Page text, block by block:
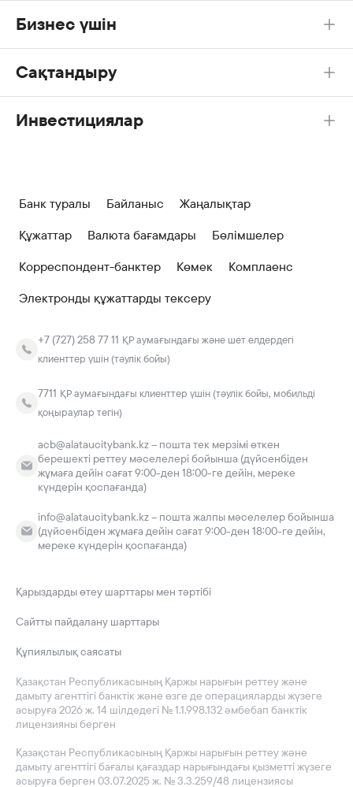
Бизнес үшін
Сақтандыру
Инвестициялар
Банк туралы Байланыс
Жаңалықтар
Құжаттар
Валюта бағамдары
Бөлімшелер
Корреспондент-банктер
Көмек
Комплаенс
Электронды құжаттарды тексеру
+7 (727) 258 77 11 ҚР аумағындағы және шет елдердегі
клиенттер үшін (тәулік бойы)
7711 ҚР аумағындағы клиенттер үшін (тәулік бойы, мобильді
қоңыраулар тегін)
acb@alataucitybank.kz – пошта тек мерзімі өткен
берешекті реттеу мәселелері бойынша (дүйсенбіден
жұмаға дейін сағат 9:00-ден 18:00-ге дейін, мереке
күндерін қоспағанда)
info@alataucitybank.kz – пошта жалпы мәселелер бойынша
(дүйсенбіден жұмаға дейін сағат 9:00-ден 18:00-ге дейін,
мереке күндерін қоспағанда)
Қазақстан Республикасының Қаржы нарығын реттеу және
дамыту агенттігі банктік және өзге де операцияларды жүзеге
асыруға 2026 ж. 14 шілдедегі № 1.1.998.132 әмбебап банктік
лицензияны берген
Қазақстан Республикасының Қаржы нарығын реттеу және
дамыту агенттігі бағалы қағаздар нарығындағы қызметті жүзеге
асыруға берген 03.07.2025 ж. № 3.3.259/48 лицензиясы
Қарыздарды өтеу шарттары мен тәртібі
Сайтты пайдалану шарттары
Құпиялылық саясаты